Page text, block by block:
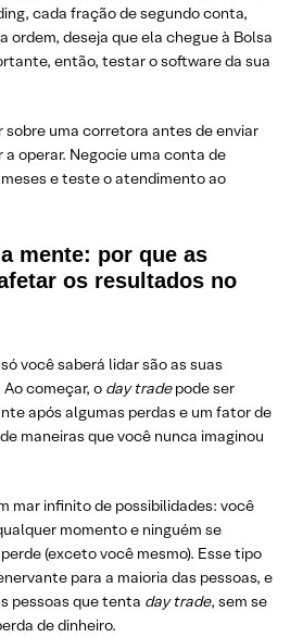
cada fração de segundo conta,
ordem, deseja que ela chegue à Bolsa
então, testar o software da sua
sobre uma corretora antes de enviar
operar. Negocie uma conta de
e teste o atendimento ao
mente: por que as
os resultados no
você saberá lidar são as suas
começar, o day tradepode ser
após algumas perdas e um fator de
maneiras que você nunca imaginou
mar infinito de possibilidades: você
momento e ninguém se
(exceto você mesmo). Esse tipo
para a maioria das pessoas, e
pessoas que tenta day trade, sem se
de dinheiro.